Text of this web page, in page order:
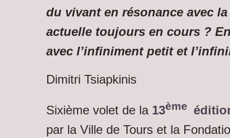
du vivant en résonance avec
actuelle toujours en cours ?
avec l’infiniment petit et
Dimitri Tsiapkinis
Sixième volet de la 13ème
par la Ville de Tours et la